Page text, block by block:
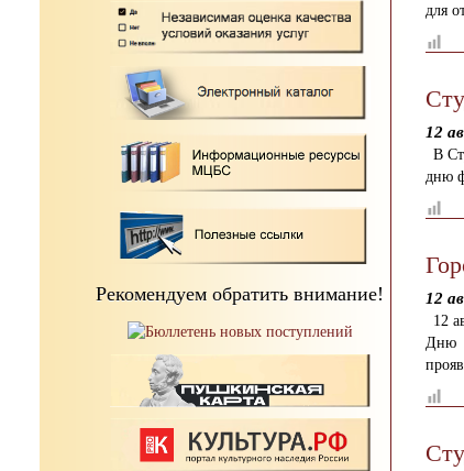
Рекомендуем обратить внимание!
для
12
В
дню
12
12
Дню